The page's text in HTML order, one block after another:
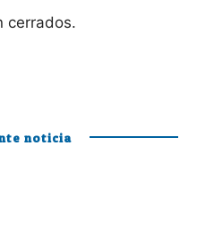
cerrados.
noticia